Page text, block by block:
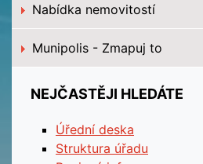
Nabídka nemovitostí
Munipolis - Zmapuj to
NEJČASTĚJI HLEDÁTE
Úřední deska
Struktura úřadu